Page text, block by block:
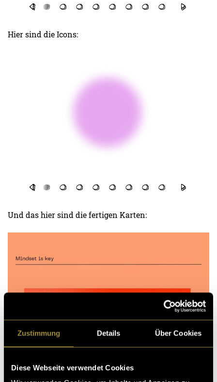
Zustimmung Details Über Cookies
Diese Webseite verwendet Cookies
Hier sind die Icons:
Und das hier sind die fertigen Karten: